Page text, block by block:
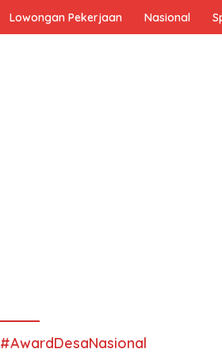
Lowongan Pekerjaan Nasional
#AwardDesaNasional